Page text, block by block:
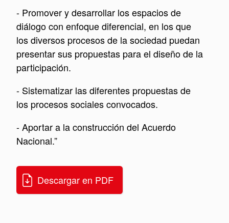
- Promover y desarrollar los espacios de
diálogo con enfoque diferencial, en los que
los diversos procesos de la sociedad puedan
presentar sus propuestas para el diseño de la
participación.
- Sistematizar las diferentes propuestas de
los procesos sociales convocados.
- Aportar a la construcción del Acuerdo
Nacional.”
Descargar en PDF